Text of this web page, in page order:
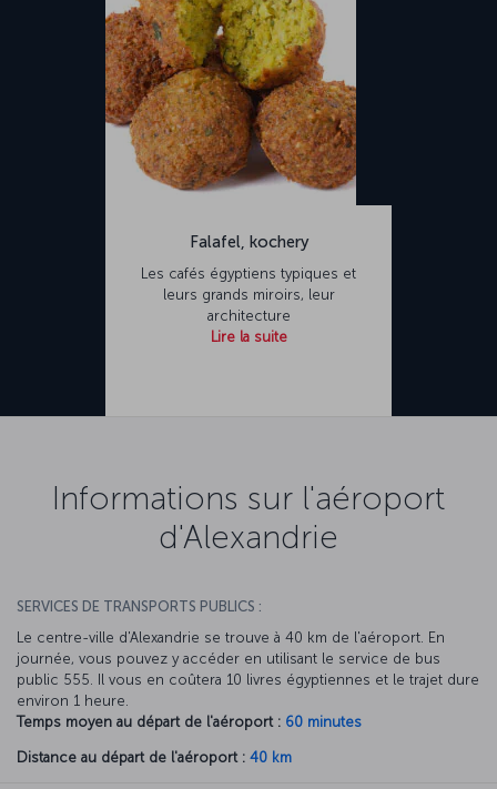
Falafel, kochery
Les cafés égyptiens typiques et
leurs grands miroirs, leur
architecture
Lire la suite
Informations sur l'aéroport
d'Alexandrie
SERVICES DE TRANSPORTS PUBLICS :
Le centre-ville d'Alexandrie se trouve à 40 km de l'aéroport. En
journée, vous pouvez y accéder en utilisant le service de bus
public 555. Il vous en coûtera 10 livres égyptiennes et le trajet dure
environ 1 heure.
Temps moyen au départ de l'aéroport : 60 minutes
Distance au départ de l'aéroport : 40 km